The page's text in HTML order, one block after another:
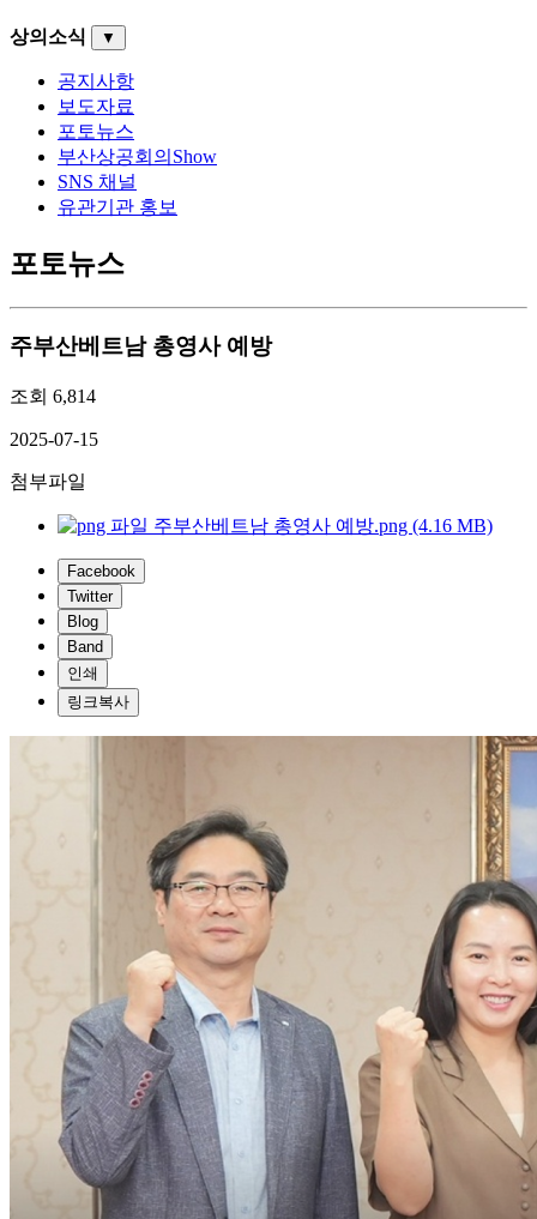
상의소식 ▼
공지사항
보도자료
포토뉴스
부산상공회의Show
SNS 채널
유관기관 홍보
포토뉴스
주부산베트남 총영사 예방
조회 6,814
2025-07-15
첨부파일
주부산베트남 총영사 예방.png (4.16 MB)
Facebook
Twitter
Blog
Band
인쇄
링크복사